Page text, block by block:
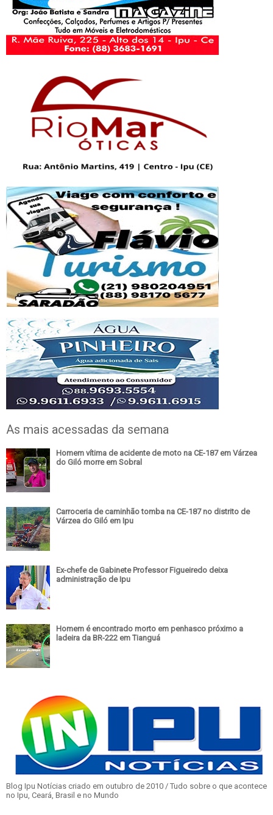
As mais acessadas da semana
Homem vítima de acidente de moto na CE-187 em Várzea
do Giló morre em Sobral
Carroceria de caminhão tomba na CE-187 no distrito de
Várzea do Giló em Ipu
Ex-chefe de Gabinete Professor Figueiredo deixa
administração de Ipu
Homem é encontrado morto em penhasco próximo a
ladeira da BR-222 em Tianguá
Blog Ipu Notícias criado em outubro de 2010 / Tudo sobre o que acontece
no Ipu, Ceará, Brasil e no Mundo